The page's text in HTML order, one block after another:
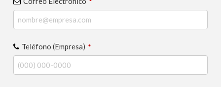
*
Teléfono (Empresa) *